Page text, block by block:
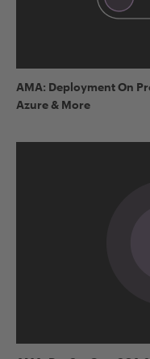
AMA: Deployment On
Azure & More